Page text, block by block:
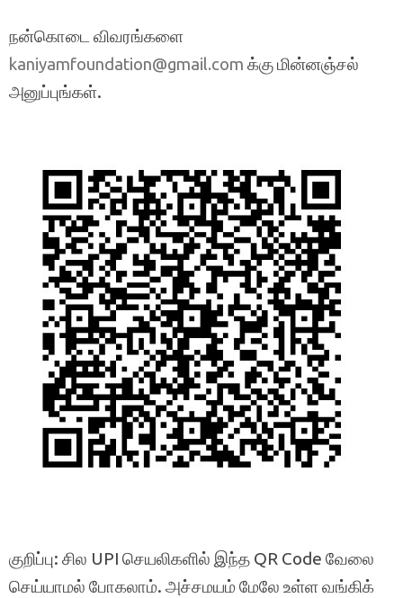
நன்கொடை விவரங்களை
kaniyamfoundation@gmail.com க்கு மின்னஞ்சல்
அனுப்புங்கள்.
குறிப்பு: சில UPI செயலிகளில் இந்த QR Code வேலை
செய்யாமல் போகலாம். அச்சமயம் மேலே உள்ள வங்கிக்